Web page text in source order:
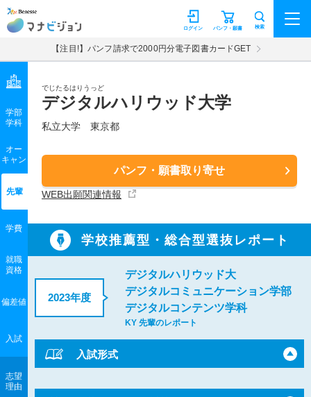
マナビジョン パンフ・願書
ログイン 検索
【注目!】パンフ請求で2000円分電子図書カードGET
でじたるはりうっど
デジタルハリウッド大学
私立大学 東京都
パンフ・願書取り寄せ
WEB出願関連情報
学部
学科
オー
キャン
先輩
学費
就職
資格
偏差値
入試
志望
理由
学校推薦型・総合型選抜レポート
2023年度
デジタルハリウッド大
デジタルコミュニケーション学部
デジタルコンテンツ学科
KY 先輩のレポート
入試形式